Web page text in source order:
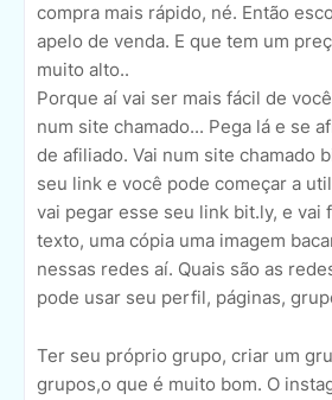
compra mais rápido, né. Então
apelo de venda. E que tem um
muito alto..
Porque aí vai ser mais fácil de
num site chamado... Pega lá e se
de afiliado. Vai num site chamado
seu link e você pode começar a
vai pegar esse seu link bit.ly, e vai
texto, uma cópia uma imagem
nessas redes aí. Quais são as
pode usar seu perfil, páginas,
Ter seu próprio grupo, criar um
grupos,o que é muito bom. O